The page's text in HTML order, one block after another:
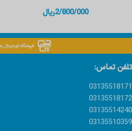
2/800/000ریال
تلفن تماس:
03135518171
03135518172
03135514240
03135510359